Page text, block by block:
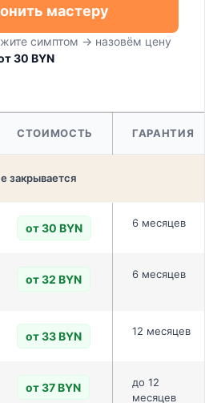
мастеру
симптом → назовём цену
30 BYN
СТОИМОСТЬ ГАРАНТИЯ
закрывается
от 30 BYN 6 месяцев
от 32 BYN 6 месяцев
от 33 BYN 12 месяцев
от 37 BYN
до 12
месяцев